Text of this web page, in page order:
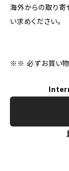
海外からの取り寄
い求めください。
※※ 必ずお買い物